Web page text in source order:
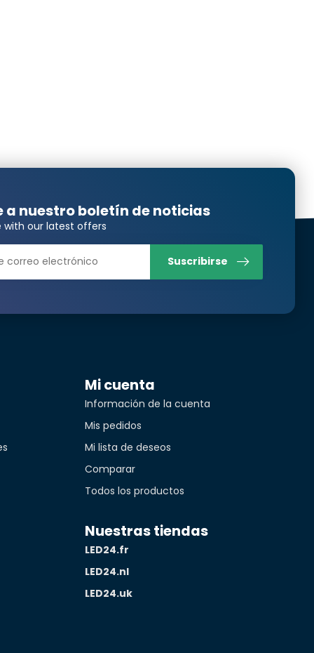
Translated from
se va en el nuevo cuarto de baño, así que por
todavía
a nuestro boletín de noticias
with our latest offers
Suscribirse
Mi cuenta
Información de la cuenta
Mis pedidos
Mi lista de deseos
Comparar
Todos los productos
Nuestras tiendas
LED24.fr
LED24.nl
LED24.uk